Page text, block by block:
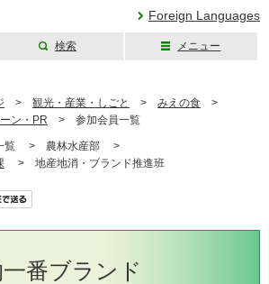
Foreign Languages
検索 メニュー
> 観光・産業・しごと > みえの食 >
ン・PR > 参加会員一覧
覧 > 農林水産部 >
> 地産地消・ブランド推進班
番ブランド